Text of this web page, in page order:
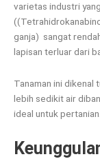
varietas industri
ganja) sangat
lapisan terluar dari
Tanaman ini dikenal
lebih sedikit air
ideal untuk pertanian.